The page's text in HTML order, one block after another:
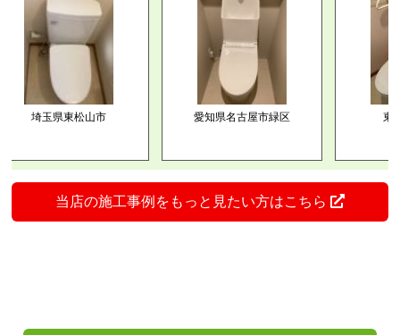
埼玉県東松山市 愛知県名古屋市緑区 東京都
当店の施工事例をもっと見たい方はこちら